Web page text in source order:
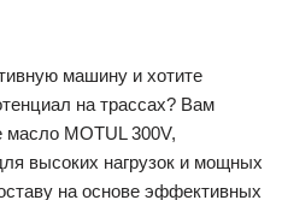
машину и хотите
на трассах? Вам
масло MOTUL 300V,
высоких нагрузок и мощных
на основе эффективных